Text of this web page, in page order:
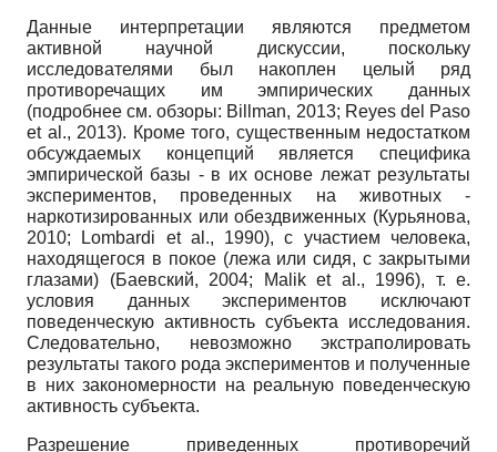
Данные интерпретации являются предметом
активной научной дискуссии, поскольку
исследователями был накоплен целый ряд
противоречащих им эмпирических данных
(подробнее см. обзоры: Billman, 2013; Reyes del Paso
et al., 2013). Кроме того, существенным недостатком
обсуждаемых концепций является специфика
эмпирической базы - в их основе лежат результаты
экспериментов, проведенных на животных -
наркотизированных или обездвиженных (Курьянова,
2010; Lombardi et al., 1990), с участием человека,
находящегося в покое (лежа или сидя, с закрытыми
глазами) (Баевский, 2004; Malik et al., 1996), т. е.
условия данных экспериментов исключают
поведенческую активность субъекта исследования.
Следовательно, невозможно экстраполировать
результаты такого рода экспериментов и полученные
в них закономерности на реальную поведенческую
активность субъекта.
Разрешение приведенных противоречий